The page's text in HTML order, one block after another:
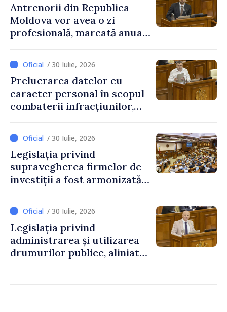
Antrenorii din Republica
Moldova vor avea o zi
profesională, marcată anual
/ 30 Iulie, 2026
Prelucrarea datelor cu
caracter personal în scopul
combaterii infracțiunilor,
/ 30 Iulie, 2026
Legislația privind
supravegherea firmelor de
investiții a fost armonizată
/ 30 Iulie, 2026
Legislația privind
administrarea și utilizarea
drumurilor publice, aliniată